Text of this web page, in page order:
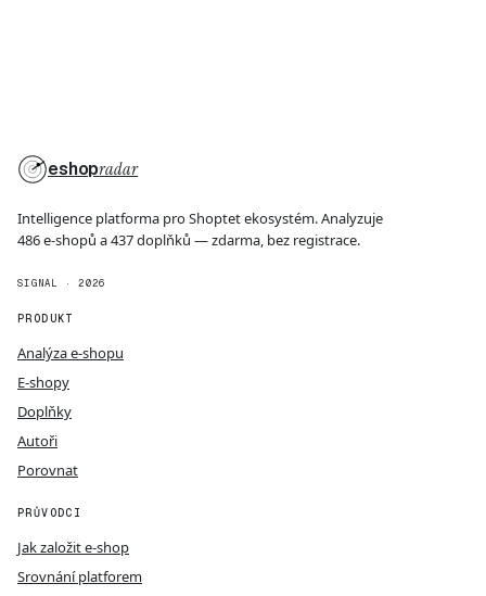
eshopradar
Intelligence platforma pro Shoptet ekosystém. Analyzuje
486 e-shopů a 437 doplňků — zdarma, bez registrace.
SIGNAL · 2026
PRODUKT
Analýza e-shopu
E-shopy
Doplňky
Autoři
Porovnat
PRŮVODCI
Jak založit e-shop
Srovnání platforem